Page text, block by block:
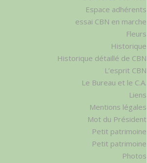
Espace adhérents
essai CBN en marche
Fleurs
Historique
Historique détaillé de CBN
L’esprit CBN
Le Bureau et le C.A.
Liens
Mentions légales
Mot du Président
Petit patrimoine
Petit patrimoine
Photos